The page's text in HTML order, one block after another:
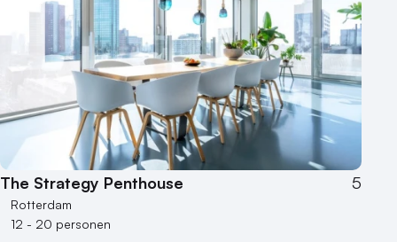
The Strategy Penthouse 5
Rotterdam
12 - 20 personen